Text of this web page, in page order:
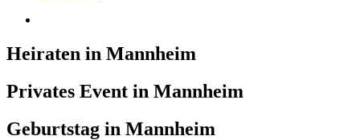
Heiraten in Mannheim
Privates Event in Mannheim
Geburtstag in Mannheim